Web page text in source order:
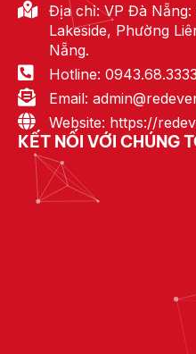
Địa chỉ: VP Đà
Lakeside, Phường
Nẵng.
Hotline: 0943.68.3333
Email:
Website: https://
KẾT NỐI VỚI CHÚNG